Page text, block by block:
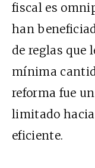
fiscal es
han
de reglas que
mínima
reforma fue
limitado
eficiente.